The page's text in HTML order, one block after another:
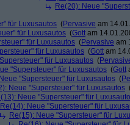
Re(20): Neue
für Luxusautos (Pervasive am
für Luxusautos (Gott am
für Luxusautos (Pervasive am
für Luxusautos (Gott am
für Luxusautos (
"Supersteuer" für Luxusautos (Gott
"Supersteuer" für Luxusautos (
Neue "Supersteuer" für Luxusautos
Neue "Supersteuer" für
Re(14): Neue "Supersteuer" für
Re(15): Neue "Supersteuer" für